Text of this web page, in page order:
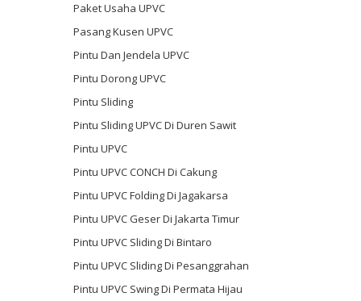
Paket Usaha UPVC
Pasang Kusen UPVC
Pintu Dan Jendela UPVC
Pintu Dorong UPVC
Pintu Sliding
Pintu Sliding UPVC Di Duren Sawit
Pintu UPVC
Pintu UPVC CONCH Di Cakung
Pintu UPVC Folding Di Jagakarsa
Pintu UPVC Geser Di Jakarta Timur
Pintu UPVC Sliding Di Bintaro
Pintu UPVC Sliding Di Pesanggrahan
Pintu UPVC Swing Di Permata Hijau